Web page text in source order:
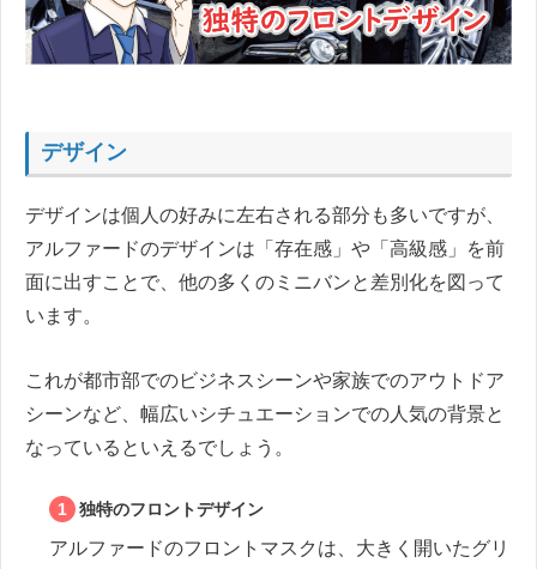
デザイン
デザインは個人の好みに左右される部分も多いですが、
アルファードのデザインは「存在感」や「高級感」を前
面に出すことで、他の多くのミニバンと差別化を図って
います。
これが都市部でのビジネスシーンや家族でのアウトドア
シーンなど、幅広いシチュエーションでの人気の背景と
なっているといえるでしょう。
独特のフロントデザイン
アルファードのフロントマスクは、大きく開いたグリ